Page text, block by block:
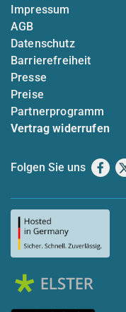
Impressum
AGB
Datenschutz
Barrierefreiheit
Presse
Preise
Partnerprogramm
Vertrag widerrufen
Folgen Sie uns